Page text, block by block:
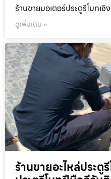
ร้านขายมอเตอร์ประตูรีโมทเชิ
ดูเพิ่มเติม »
ร้านขายอะไหล่ประตู